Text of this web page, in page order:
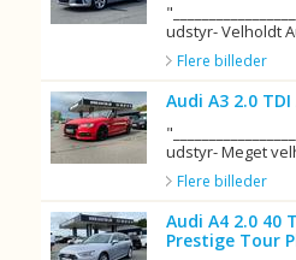
udstyr- Velholdt
Flere billeder
Audi A3 2.0
udstyr- Meget
Flere billeder
Audi A4 2.0 40
Prestige Tour